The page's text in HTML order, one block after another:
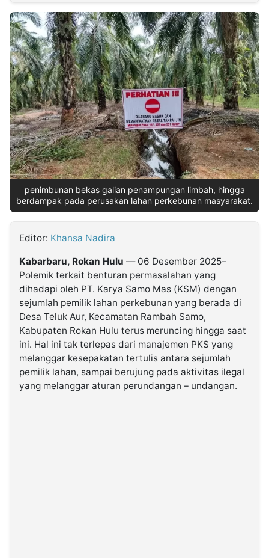
INDONESIA
Partner
Insight
NTB
Suara
Time
Lens
IDN
Daily
Jogja
Jalan
Rakyat
Idealita
News
Kita
Notice
Dinamikapost.com
Radar
Baru
Seedbacklink
Follow
Kabarbaru
Kabarbaru.co
2026
Kabarbaru
Media
Holding
penimbunan bekas galian penampungan limbah, hingga
berdampak pada perusakan lahan perkebunan masyarakat.
Editor: Khansa Nadira
Kabarbaru, Rokan Hulu — 06 Desember 2025–
Polemik terkait benturan permasalahan yang
dihadapi oleh PT. Karya Samo Mas (KSM) dengan
sejumlah pemilik lahan perkebunan yang berada di
Desa Teluk Aur, Kecamatan Rambah Samo,
Kabupaten Rokan Hulu terus meruncing hingga saat
ini. Hal ini tak terlepas dari manajemen PKS yang
melanggar kesepakatan tertulis antara sejumlah
pemilik lahan, sampai berujung pada aktivitas ilegal
yang melanggar aturan perundangan – undangan.